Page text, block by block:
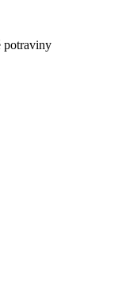
potraviny